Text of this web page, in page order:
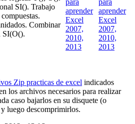
SI(). Trabajo
Combinar
SI(O().
indicados
los archivos necesarios para realizar
caso bajarlos en su disquete (o
luego descomprimirlos.